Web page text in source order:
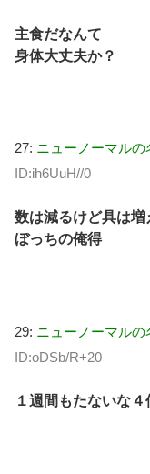
主食だなんて
身体大丈夫か？
27: ニューノーマルの
ID:ih6UuH//0
数は減るけど具は増
ぼっちの俺得
29: ニューノーマルの
ID:oDSb/R+20
１週間もたないな４